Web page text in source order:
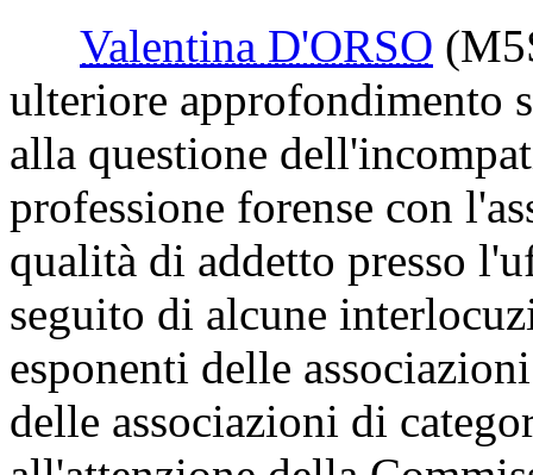
Valentina D'ORSO
ulteriore approfondimento
alla questione
professione forense con
qualità di addetto presso
seguito di alcune
esponenti delle
delle associazioni di